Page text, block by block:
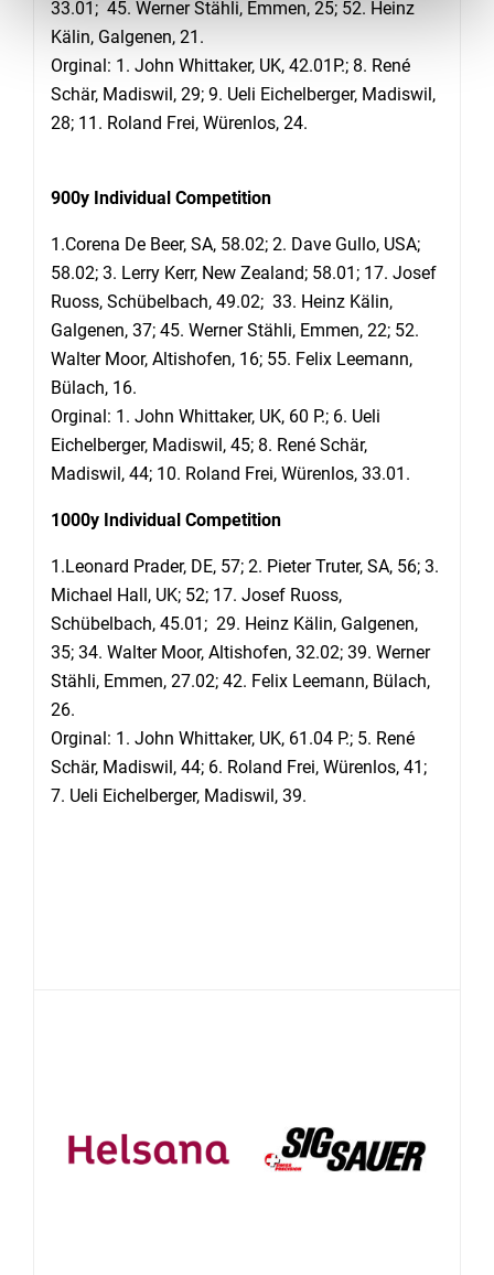
33.01; 45. Werner Stähli, Emmen, 25; 52. Heinz
Kälin, Galgenen, 21.
Orginal: 1. John Whittaker, UK, 42.01P.; 8. René
Schär, Madiswil, 29; 9. Ueli Eichelberger, Madiswil,
28; 11. Roland Frei, Würenlos, 24.
900y Individual Competition
1.Corena De Beer, SA, 58.02; 2. Dave Gullo, USA;
58.02; 3. Lerry Kerr, New Zealand; 58.01; 17. Josef
Ruoss, Schübelbach, 49.02; 33. Heinz Kälin,
Galgenen, 37; 45. Werner Stähli, Emmen, 22; 52.
Walter Moor, Altishofen, 16; 55. Felix Leemann,
Bülach, 16.
Orginal: 1. John Whittaker, UK, 60 P.; 6. Ueli
Eichelberger, Madiswil, 45; 8. René Schär,
Madiswil, 44; 10. Roland Frei, Würenlos, 33.01.
1000y Individual Competition
1.Leonard Prader, DE, 57; 2. Pieter Truter, SA, 56; 3.
Michael Hall, UK; 52; 17. Josef Ruoss,
Schübelbach, 45.01; 29. Heinz Kälin, Galgenen,
35; 34. Walter Moor, Altishofen, 32.02; 39. Werner
Stähli, Emmen, 27.02; 42. Felix Leemann, Bülach,
26.
Orginal: 1. John Whittaker, UK, 61.04 P.; 5. René
Schär, Madiswil, 44; 6. Roland Frei, Würenlos, 41;
7. Ueli Eichelberger, Madiswil, 39.